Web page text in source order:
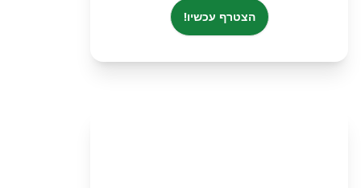
הצטרף עכשיו!